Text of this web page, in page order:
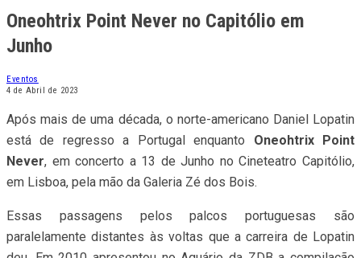
Oneohtrix Point Never no Capitólio em
Junho
Eventos
4 de Abril de 2023
Após mais de uma década, o norte-americano Daniel Lopatin
está de regresso a Portugal enquanto Oneohtrix Point
Never, em concerto a 13 de Junho no Cineteatro Capitólio,
em Lisboa, pela mão da Galeria Zé dos Bois.
Essas passagens pelos palcos portuguesas são
paralelamente distantes às voltas que a carreira de Lopatin